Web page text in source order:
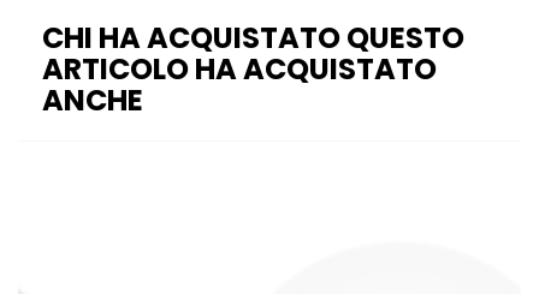
CHI HA ACQUISTATO QUESTO
ARTICOLO HA ACQUISTATO
ANCHE